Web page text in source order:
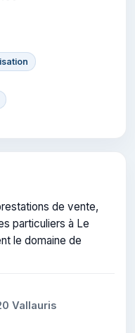
de vente,
particuliers à Le
le domaine de
Vallauris